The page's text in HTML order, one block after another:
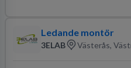
Ledande montör
3ELAB Västerås,